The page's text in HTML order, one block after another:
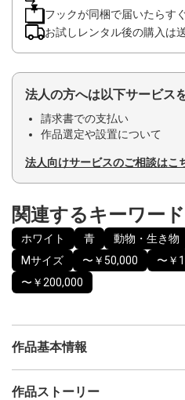
フックが同梱で届いたらす
お試しレンタル後の購入は
法人の方へは以下サービス
請求書での支払い
作品選定や設置について
法人向けサービスのご相談はこ
関連するキーワード
ホワイト 青 動物・生き物
Mサイズ
〜￥50,000 〜￥
〜￥200,000
作品基本情報
出品者
作品ストーリー